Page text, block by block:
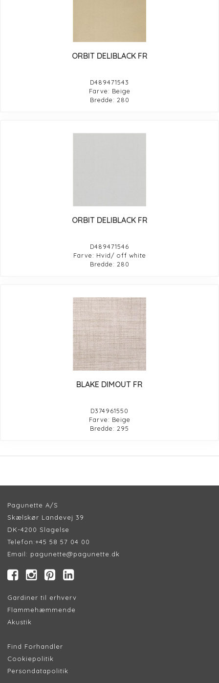
ORBIT DELIBLACK FR
D489471543
Farve: Beige
Bredde: 280
ORBIT DELIBLACK FR
D489471546
Farve: Hvid/ off white
Bredde: 280
BLAKE DIMOUT FR
D374961550
Farve: Beige
Bredde: 295
Pagunette A/S
Skælskør Landevej 39
DK-4200 Slagelse
Telefon:+45 58 57 04 00
Email: pagunette@pagunette.dk
Gardiner til erhverv
Flammehæmmende
Akustik
Find Forhandler
Cookiepolitik
Persondatapolitik